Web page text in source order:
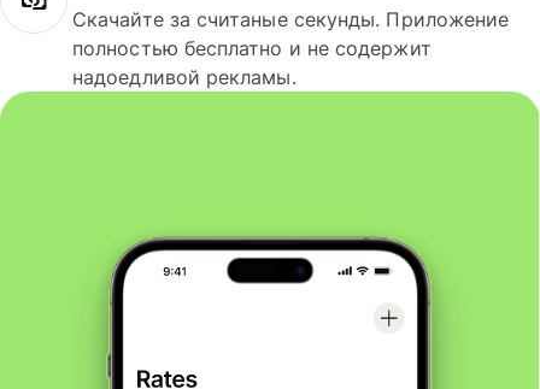
Скачайте за считаные секунды. Приложение
полностью бесплатно и не содержит
надоедливой рекламы.